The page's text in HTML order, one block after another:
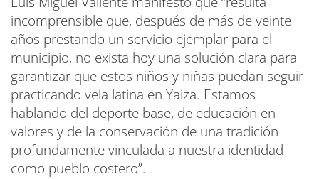
incomprensible que, después de más de veinte
años prestando un servicio ejemplar para el
municipio, no exista hoy una solución clara para
garantizar que estos niños y niñas puedan seguir
practicando vela latina en Yaiza. Estamos
hablando del deporte base, de educación en
valores y de la conservación de una tradición
profundamente vinculada a nuestra identidad
como pueblo costero”.